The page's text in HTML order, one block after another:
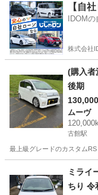
岩手 盛岡市 岩手飯
【自
IDOM
株式会社
(購入者
後期
ムーヴ
古館駅
最上級グレードのカスタム
古館駅
ミライース 車検長い 燃費いいで
ちり 令